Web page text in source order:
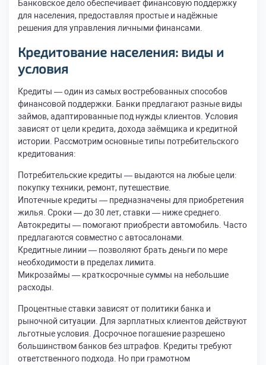
Банковское дело обеспечивает финансовую поддержку
для населения, предоставляя простые и надёжные
решения для управления личными финансами.
Кредитование населения: виды и
условия
Кредиты — один из самых востребованных способов
финансовой поддержки. Банки предлагают разные виды
займов, адаптированные под нужды клиентов. Условия
зависят от цели кредита, дохода заёмщика и кредитной
истории. Рассмотрим основные типы потребительского
кредитования:
Потребительские кредиты — выдаются на любые цели:
покупку техники, ремонт, путешествие.
Ипотечные кредиты — предназначены для приобретения
жилья. Сроки — до 30 лет, ставки — ниже среднего.
Автокредиты — помогают приобрести автомобиль. Часто
предлагаются совместно с автосалонами.
Кредитные линии — позволяют брать деньги по мере
необходимости в пределах лимита.
Микрозаймы — краткосрочные суммы на небольшие
расходы.
Процентные ставки зависят от политики банка и
рыночной ситуации. Для зарплатных клиентов действуют
льготные условия. Досрочное погашение разрешено
большинством банков без штрафов. Кредиты требуют
ответственного подхода. Но при грамотном